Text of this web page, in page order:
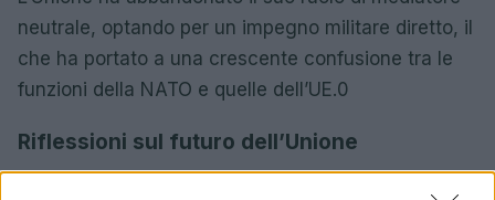
neutrale, optando per un impegno militare diretto, il
che ha portato a una crescente confusione tra le
funzioni della NATO e quelle dell’UE.0
Riflessioni sul futuro dell’Unione